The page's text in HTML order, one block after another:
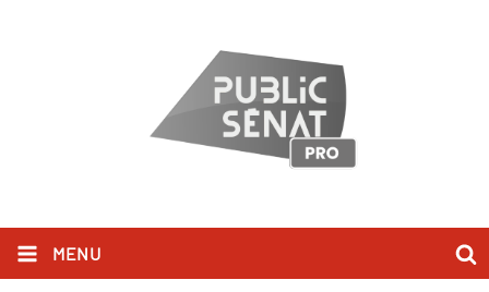
MENU
Guillaume Larrivé.PNG